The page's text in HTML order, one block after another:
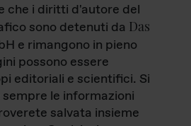
che i diritti d'autore del
sono detenuti da Das
e rimangono in pieno
possono essere
editoriali e scientifici. Si
le informazioni
salvata insieme